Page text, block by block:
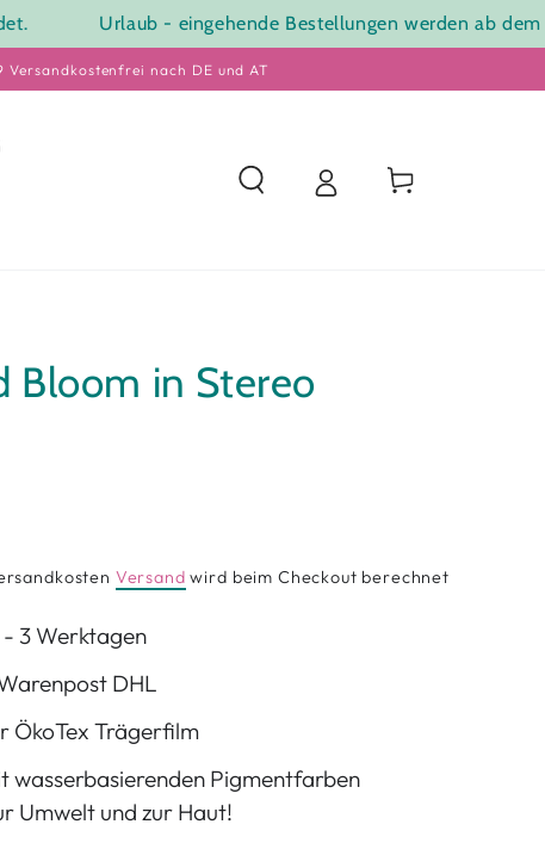
Urlaub - eingehende Bestellungen werden ab dem
Versandkostenfrei nach DE und AT
Warenkorb
Bloom in Stereo
Versand wird beim Checkout berechnet
- 3 Werktagen
DHL
ÖkoTex Trägerfilm
wasserbasierenden Pigmentfarben
Umwelt und zur Haut!